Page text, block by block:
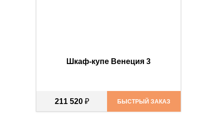
Шкаф-купе Венеция 3
211 520 ₽ БЫСТРЫЙ ЗАКАЗ